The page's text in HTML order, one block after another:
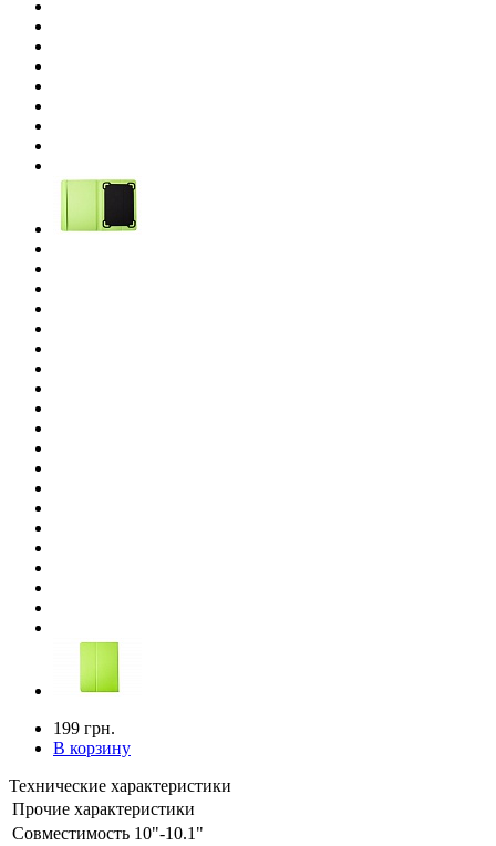
199 грн.
В корзину
Технические характеристики
Прочие характеристики
Совместимость 10"-10.1"